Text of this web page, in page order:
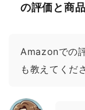
の評価と商
Amazonでの
も教えてくだ